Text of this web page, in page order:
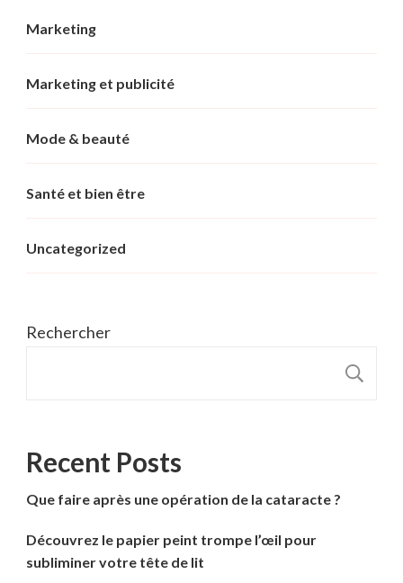
Marketing
Marketing et publicité
Mode & beauté
Santé et bien être
Uncategorized
Rechercher
Recent Posts
Que faire après une opération de la cataracte ?
Découvrez le papier peint trompe l’œil pour
subliminer votre tête de lit